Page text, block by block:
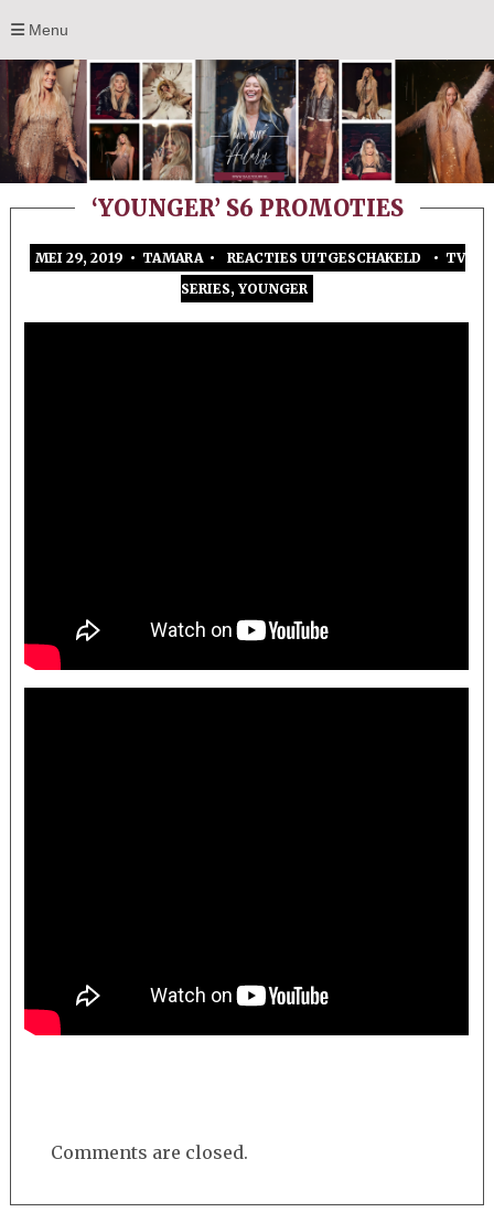
Menu
‘YOUNGER’ S6 PROMOTIES
MEI 29, 2019 • TAMARA • REACTIES UITGESCHAKELD
VOOR
S6
• TV
SERIES, YOUNGER
Comments are closed.